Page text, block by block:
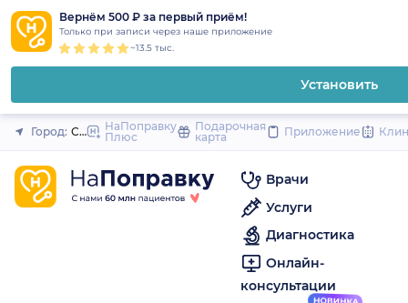
Вернём 500 ₽ за первый приём!
Только при записи через наше приложение
~13.5 тыс.
Установить
Закрыть
Город: Санкт-Петербург
НаПоправку
Плюс
Подарочная
карта
Приложение
Врачи
Услуги
Диагностика
Онлайн-
консультации